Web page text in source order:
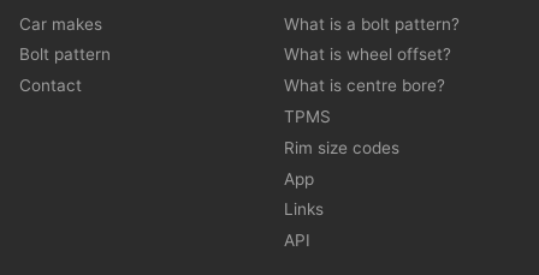
Car makes
Bolt pattern
Contact
What is a bolt pattern?
What is wheel offset?
What is centre bore?
TPMS
Rim size codes
App
Links
API